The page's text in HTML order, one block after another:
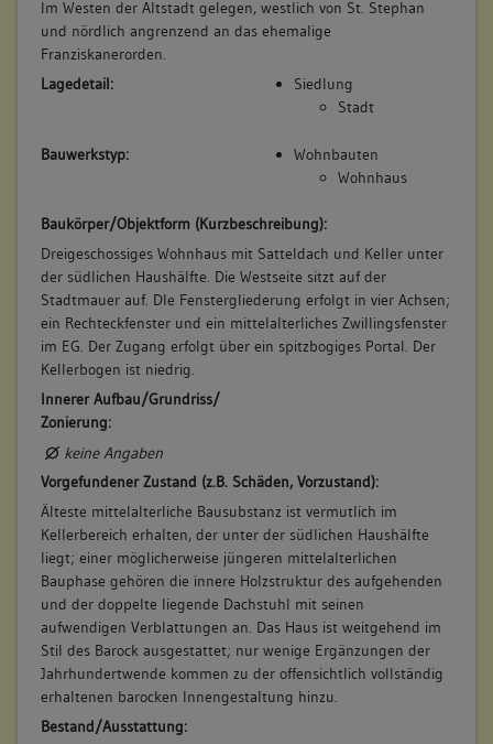
Im Westen der Altstadt gelegen, westlich von St. Stephan
und nördlich angrenzend an das ehemalige
Franziskanerorden.
Lagedetail:
Siedlung
Stadt
Bauwerkstyp:
Wohnbauten
Wohnhaus
Baukörper/Objektform (Kurzbeschreibung):
Dreigeschossiges Wohnhaus mit Satteldach und Keller unter
der südlichen Haushälfte. Die Westseite sitzt auf der
Stadtmauer auf. DIe Fenstergliederung erfolgt in vier Achsen;
ein Rechteckfenster und ein mittelalterliches Zwillingsfenster
im EG. Der Zugang erfolgt über ein spitzbogiges Portal. Der
Kellerbogen ist niedrig.
Innerer Aufbau/Grundriss/
Zonierung:
keine Angaben
Vorgefundener Zustand (z.B. Schäden, Vorzustand):
Älteste mittelalterliche Bausubstanz ist vermutlich im
Kellerbereich erhalten, der unter der südlichen Haushälfte
liegt; einer möglicherweise jüngeren mittelalterlichen
Bauphase gehören die innere Holzstruktur des aufgehenden
und der doppelte liegende Dachstuhl mit seinen
aufwendigen Verblattungen an. Das Haus ist weitgehend im
Stil des Barock ausgestattet; nur wenige Ergänzungen der
Jahrhundertwende kommen zu der offensichtlich vollständig
erhaltenen barocken Innengestaltung hinzu.
Bestand/Ausstattung: